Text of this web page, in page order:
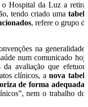
Hospital da Luz a retirar
tendo criado uma tabela
, refere o grupo de
na generalidade”
num comunicado hoje
da avaliação que efetuou,
clínicos, anova tabela
de forma adequada”
nem o trabalho dos